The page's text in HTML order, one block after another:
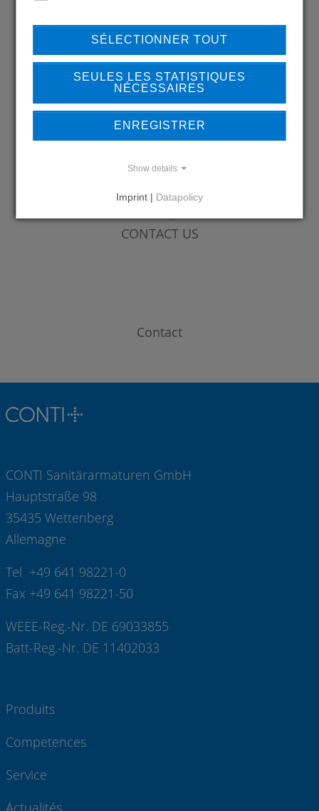
LEARN MORE ABOUT
OUR REFERENCES
REFERENCES
CONTACT US
Contact
CONTI Sanitärarmaturen GmbH
Hauptstraße 98
35435 Wettenberg
Allemagne
Tel +49 641 98221-0
Fax +49 641 98221-50
WEEE-Reg.-Nr. DE 69033855
Batt-Reg.-Nr. DE 11402033
Produits
Competences
Service
Actualités
SÉLECTIONNER TOUT
SEULES LES STATISTIQUES
NÉCESSAIRES
ENREGISTRER
Show details
Imprint | Datapolicy